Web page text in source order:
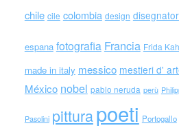
chile cile colombia design
espana fotografia Francia Frida
made in italy messico mestieri d'
México nobel pablo neruda perù
Pasolini pitturapoeti Portogallo